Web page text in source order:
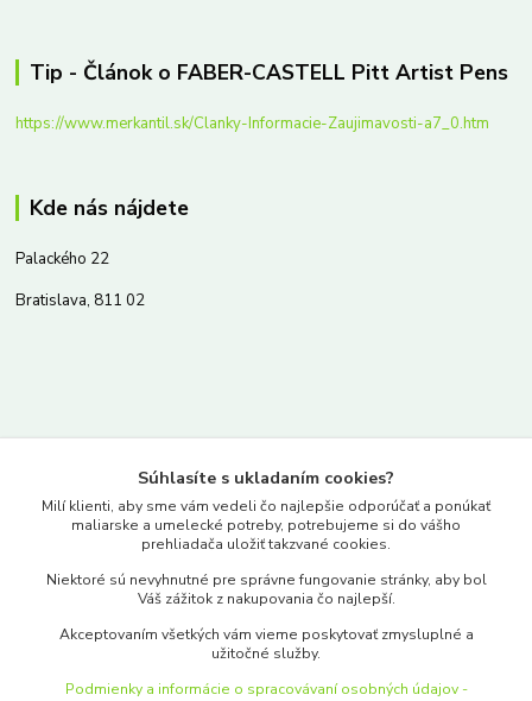
Tip - Článok o FABER-CASTELL Pitt Artist Pens
https://www.merkantil.sk/Clanky-Informacie-Zaujimavosti-a7_0.htm
Kde nás nájdete
Palackého 22
Bratislava, 811 02
www.merkantil.sk
Pondelok-Piatok: 9.00-17.00hod.
objednavky@merkantil-obchod.sk
Súhlasíte s ukladaním cookies?
Milí klienti, aby sme vám vedeli čo najlepšie odporúčať a ponúkať
maliarske a umelecké potreby, potrebujeme si do vášho
prehliadača uložiť takzvané cookies.
Niektoré sú nevyhnutné pre správne fungovanie stránky, aby bol
Váš zážitok z nakupovania čo najlepší.
Akceptovaním všetkých vám vieme poskytovať zmysluplné a
užitočné služby.
Podmienky a informácie o spracovávaní osobných údajov -